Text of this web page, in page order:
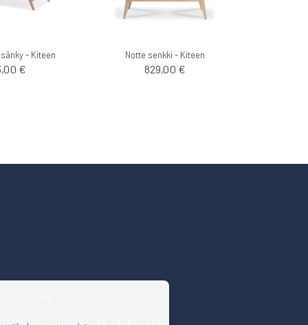
- Kiteen
€
Notte senkki - Kiteen
829,00 €